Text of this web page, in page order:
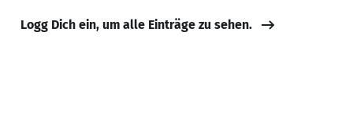
Logg Dich ein, um alle Einträge zu sehen.